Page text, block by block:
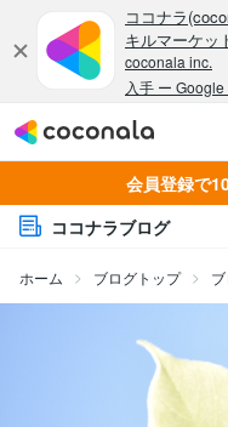
会員登録で
ココナラブログ
ホーム ブログトップ